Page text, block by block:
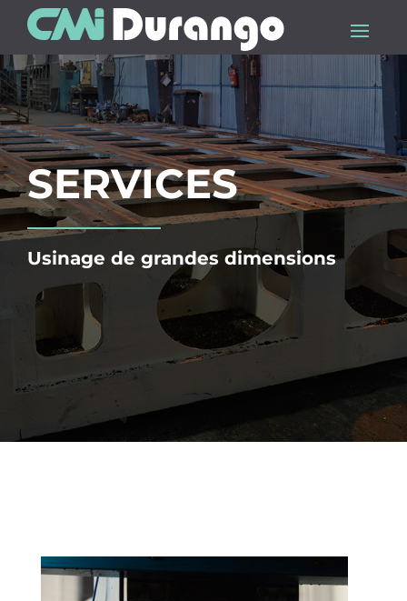
SERVICES
Usinage de grandes dimensions